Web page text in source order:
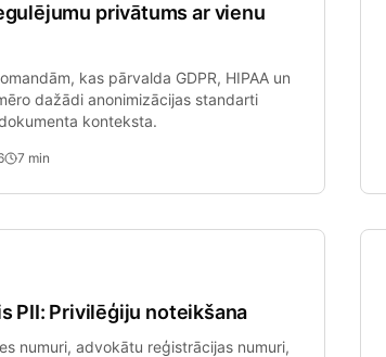
privātums ar vienu
kas pārvalda GDPR, HIPAA un
dažādi anonimizācijas standarti
konteksta.
7 min
PII: Privilēģiju noteikšana
numuri, advokātu reģistrācijas numuri,